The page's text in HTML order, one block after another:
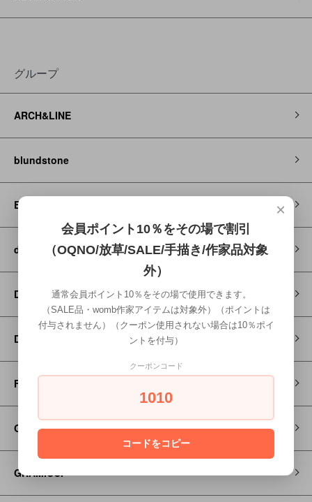
グループ
ARCH&LINE
blundstone
Brocante / DMG
decorate
DENIM DUNGAREE
Dr MARTENS
FITH
Go to Hollywood
GRAMICCI
×
会員ポイント10％をその場で割引
（OQNO/放草/SALE/手描き/作家品対象
外）
通常会員ポイント10％をその場で使用できます。
（SALE品・womb作家アイテムは対象外）（ポイントは
付与されません）（クーポン使用されない場合は10％ポイ
ントを付与）
クーポンコード
1010
コードをコピー